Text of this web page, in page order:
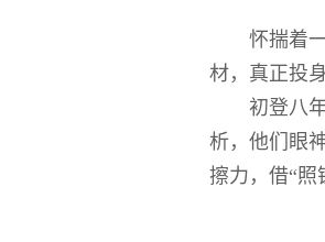
怀揣着
材，真正投
初登八
析，他们眼
擦力，借“照